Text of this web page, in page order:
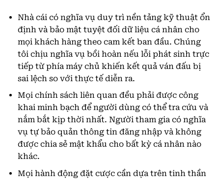
Nhà cái có nghĩa vụ duy trì nền tảng kỹ thuật ổn
định và bảo mật tuyệt đối dữ liệu cá nhân cho
mọi khách hàng theo cam kết ban đầu. Chúng
tôi chịu nghĩa vụ bồi hoàn nếu lỗi phát sinh trực
tiếp từ phía máy chủ khiến kết quả ván đấu bị
sai lệch so với thực tế diễn ra.
Mọi chính sách liên quan đều phải được công
khai minh bạch để người dùng có thể tra cứu và
nắm bắt kịp thời nhất. Người tham gia có nghĩa
vụ tự bảo quản thông tin đăng nhập và không
được chia sẻ mật khẩu cho bất kỳ cá nhân nào
khác.
Mọi hành động đặt cược cần dựa trên tinh thần